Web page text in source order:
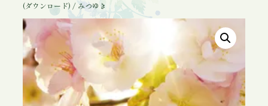
(ダウンロード) / みつゆき